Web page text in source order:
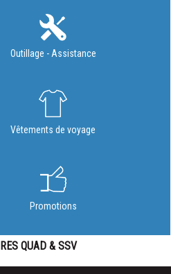
Outillage - Assistance
Vêtements de voyage
Promotions
QUAD & SSV